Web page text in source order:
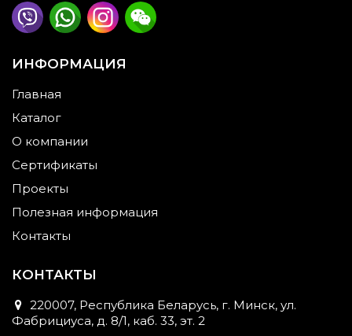
ИНФОРМАЦИЯ
Главная
Каталог
О компании
Сертификаты
Проекты
Полезная информация
Контакты
КОНТАКТЫ
220007, Республика Беларусь, г. Минск, ул.
Фабрициуса, д. 8/1, каб. 33, эт. 2